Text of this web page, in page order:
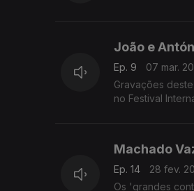
João e
Ep. 9
07 mar.
Gravações
no Festival
Machado
Ep. 14
28 fev.
Os 'grandes